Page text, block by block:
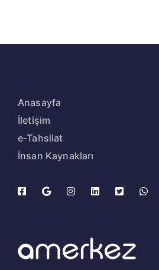
Anasayfa
İletişim
e-Tahsilat
İnsan Kaynakları